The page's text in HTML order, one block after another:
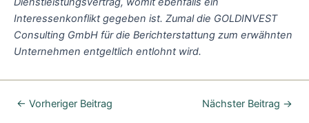
Interessenkonflikt gegeben ist. Zumal die GOLDINVEST
Consulting GmbH für die Berichterstattung zum erwähnten
Unternehmen entgeltlich entlohnt wird.
← Vorheriger Beitrag Nächster Beitrag →